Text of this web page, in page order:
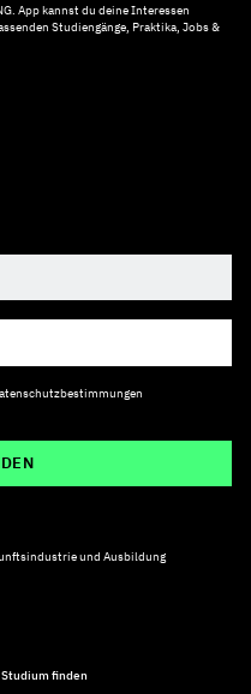
App kannst du deine Interessen
Studiengänge, Praktika, Jobs &
und Ausbildung
Studium finden